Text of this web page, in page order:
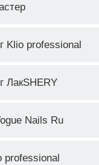
Klio professional
ЛакSHERY
Nails Ru
professional